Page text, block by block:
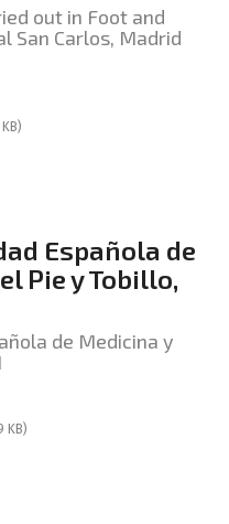
out in Foot and
San Carlos, Madrid
KB)
Española de
Pie y Tobillo,
de Medicina y
KB)